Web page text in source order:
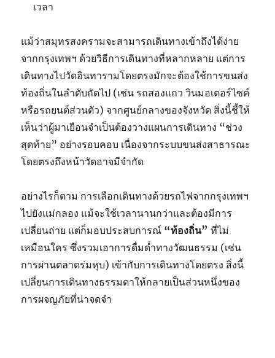
เวลา
แม้ว่าสมุทรสงครามจะสามารถเดินทางเข้าถึงได้ง่าย
จากกรุงเทพฯ ด้วยวิธีการเดินทางที่หลากหลาย แต่การ
เดินทางไปวัดอินทารามโดยตรงมักจะต้องใช้การขนส่ง
ท้องถิ่นในลำดับถัดไป (เช่น รถสองแถว วินมอเตอร์ไซค์
หรือรถยนต์ส่วนตัว) จากศูนย์กลางของจังหวัด สิ่งนี้ชี้ให้
เห็นว่าผู้มาเยือนจำเป็นต้องวางแผนการเดินทาง “ช่วง
สุดท้าย” อย่างรอบคอบ เนื่องจากระบบขนส่งสาธารณะ
โดยตรงถึงหน้าวัดอาจมีจำกัด
อย่างไรก็ตาม การเลือกเดินทางด้วยรถไฟจากกรุงเทพฯ
ไปยังแม่กลอง แม้จะใช้เวลานานกว่าและต้องมีการ
เปลี่ยนถ่าย แต่ก็มอบประสบการณ์ “ท้องถิ่น” ที่ไม่
เหมือนใคร ซึ่งรวมเอาการดื่มด่ำทางวัฒนธรรม (เช่น
การผ่านตลาดร่มหุบ) เข้ากับการเดินทางโดยตรง สิ่งนี้
เปลี่ยนการเดินทางธรรมดาให้กลายเป็นส่วนหนึ่งของ
การผจญภัยที่น่าจดจำ